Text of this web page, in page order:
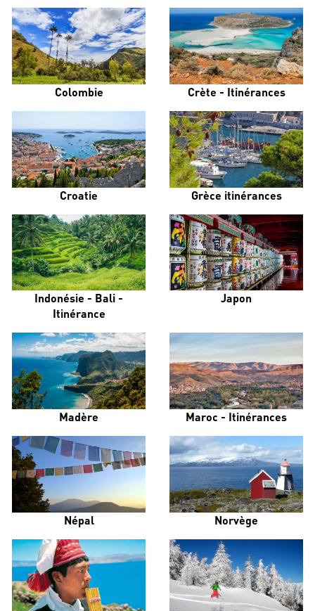
Colombie Crète - Itinérances
Croatie Grèce itinérances
Indonésie - Bali -
Itinérance
Japon
Madère Maroc - Itinérances
Népal Norvège